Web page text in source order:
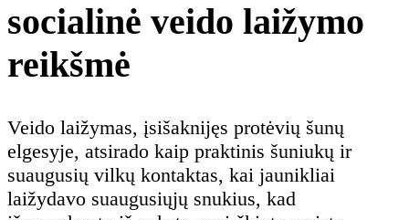
socialinė veido laižymo
reikšmė
Veido laižymas, įsišaknijęs protėvių šunų
elgesyje, atsirado kaip praktinis šuniukų ir
suaugusių vilkų kontaktas, kai jaunikliai
laižydavo suaugusiųjų snukius, kad